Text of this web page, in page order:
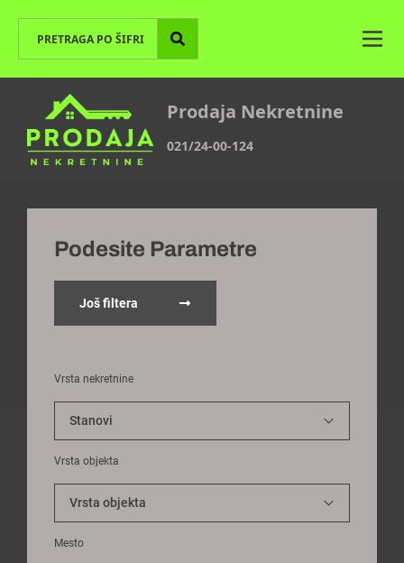
Prodaja Nekretnine
021/24-00-124
Podesite Parametre
Još filtera
Vrsta nekretnine
Vrsta objekta
Mesto